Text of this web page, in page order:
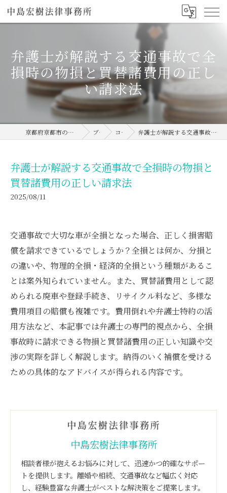
弁護士が解説する交通事故で全
損時の物損と買替諸費用の正し
い請求法
京都府京都市の弁護士なら中島宏樹法律事務所 ブログ コラム 弁護士が解説する交通事故で全損時の物損と買替諸費用の正しい請求法
弁護士が解説する交通事故で全損時の物損と
買替諸費用の正しい請求法
2025/08/11
交通事故で大切な車が全損となった場合、正しく損害賠
償を請求できているでしょうか？全損とは何か、分損と
の違いや、物理的全損・経済的全損という種類があるこ
とは案外知られていません。また、買替諸費用として認
められる廃車や登録手続き、リサイクル料など、多様な
費用項目の賠償も複雑です。費用倒れや弁護士特約の活
用方法など、本記事では弁護士の専門的視点から、全損
事故時に請求できる物損と買替諸費用の正しい知識や交
渉の実際を詳しく解説します。納得のいく補償を受ける
ための具体的なアドバイスが得られる内容です。
中島宏樹法律事務所
相談者様が抱えるお悩みに対して、迅速かつ的確なサポー
トを提供します。離婚や相続、交通事故など幅広く対応
し、経験豊富な弁護士がベストな解決策をご提案します。